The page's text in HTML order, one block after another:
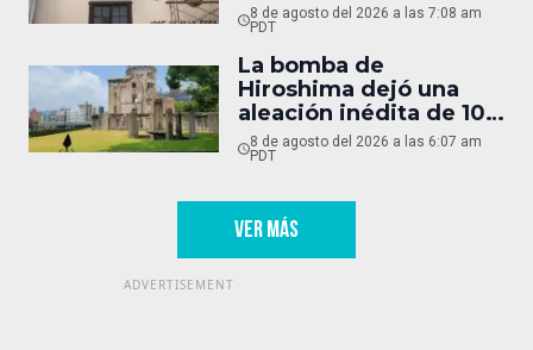
8 de agosto del 2026 a las 7:08 am
PDT
La bomba de
Hiroshima dejó una
aleación inédita de 10
micras
8 de agosto del 2026 a las 6:07 am
PDT
VER MÁS